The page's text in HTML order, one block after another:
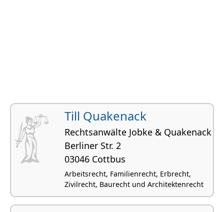
Till Quakenack
Rechtsanwälte Jobke & Quakenack
Berliner Str. 2
03046 Cottbus
Arbeitsrecht, Familienrecht, Erbrecht,
Zivilrecht, Baurecht und Architektenrecht